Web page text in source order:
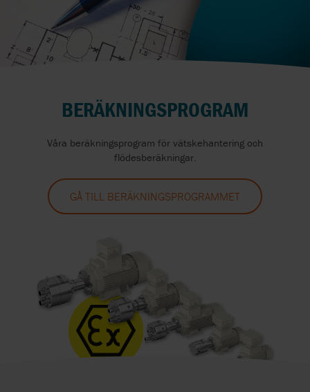
BERÄKNINGSPROGRAM
Våra beräkningsprogram för vätskehantering och
flödesberäkningar.
GÅ TILL BERÄKNINGSPROGRAMMET